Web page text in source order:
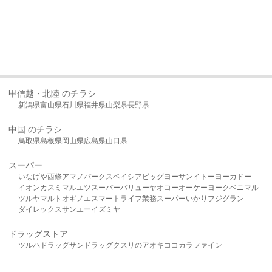
甲信越・北陸 のチラシ
新潟県富山県石川県福井県山梨県長野県
中国 のチラシ
鳥取県島根県岡山県広島県山口県
スーパー
いなげや西條アマノパークスベイシア ビッグヨーサンイトーヨーカドー
イオンカスミ マルエツスーパーバリューヤオコーオーケー ヨークベニマル
ツルヤマルト オギノ エスマート ライフ業務スーパーいかり フジグラン
ダイレックスサンエーイズミヤ
ドラッグストア
ツルハドラッグサンドラッグクスリのアオキ ココカラファイン